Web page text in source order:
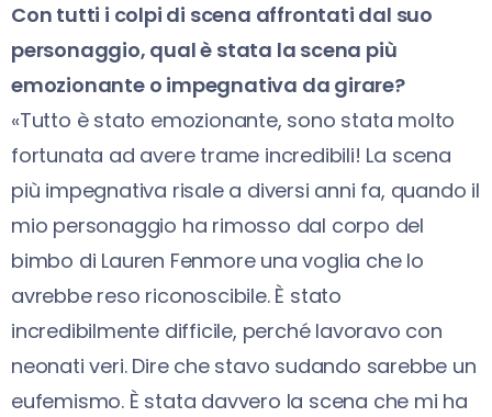
Con tutti i colpi di scena affrontati dal suo
personaggio, qual è stata la scena più
emozionante o impegnativa da girare?
«Tutto è stato emozionante, sono stata molto
fortunata ad avere trame incredibili! La scena
più impegnativa risale a diversi anni fa, quando il
mio personaggio ha rimosso dal corpo del
bimbo di Lauren Fenmore una voglia che lo
avrebbe reso riconoscibile. È stato
incredibilmente difficile, perché lavoravo con
neonati veri. Dire che stavo sudando sarebbe un
eufemismo. È stata davvero la scena che mi ha